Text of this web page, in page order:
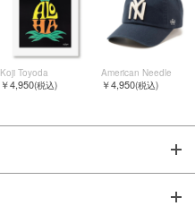
Koji Toyoda
￥4,950(税込)
American Needle
￥4,950(税込)